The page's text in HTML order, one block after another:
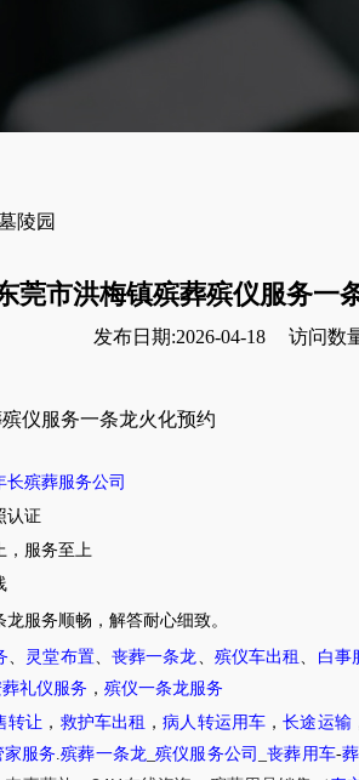
陵园
莞市洪梅镇殡葬殡仪服务一
发布日期:2026-04-18 访问数
仪服务一条龙火化预约
长殡葬服务公司
认证
，服务至上
龙服务顺畅，解答耐心细致。
灵堂布置、 丧葬一条龙 殡仪车出租 白事
礼仪服务 ， 殡仪一条龙服务
转让 ， 救护车出租 ，病人转运用车 ，长途运输
家服务 .殡葬一条龙 _殡仪服务公司 _丧葬用车-